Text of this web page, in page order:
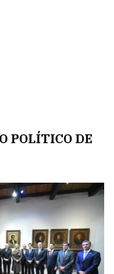
POLÍTICO DE